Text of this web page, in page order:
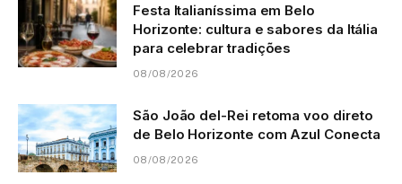
Festa Italianíssima em Belo
Horizonte: cultura e sabores da Itália
para celebrar tradições
08/08/2026
São João del-Rei retoma voo direto
de Belo Horizonte com Azul Conecta
08/08/2026